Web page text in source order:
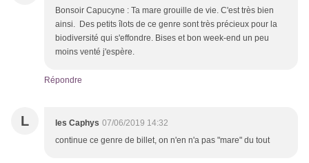
Bonsoir Capucyne : Ta mare grouille de vie. C'est très bien
ainsi. Des petits îlots de ce genre sont très précieux pour la
biodiversité qui s'effondre. Bises et bon week-end un peu
moins venté j'espère.
Répondre
L les Caphys 07/06/2019 14:32
continue ce genre de billet, on n'en n'a pas "mare" du tout